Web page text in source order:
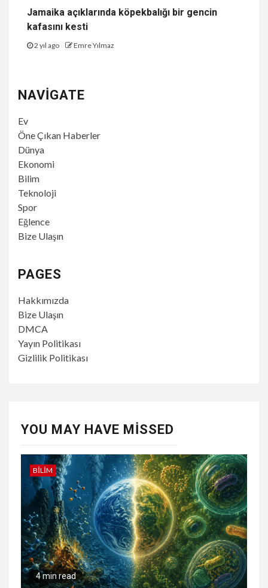
Jamaika açıklarında köpekbalığı bir gencin
kafasını kesti
2 yıl ago Emre Yılmaz
NAVIGATE
Ev
Öne Çıkan Haberler
Dünya
Ekonomi
Bilim
Teknoloji
Spor
Eğlence
Bize Ulaşın
PAGES
Hakkımızda
Bize Ulaşın
DMCA
Yayın Politikası
Gizlilik Politikası
YOU MAY HAVE MISSED
BILIM
4 min read